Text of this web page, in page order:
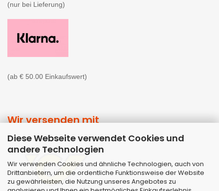
Diese Webseite verwendet Cookies und
andere Technologien
Wir verwenden Cookies und ähnliche Technologien, auch von
Drittanbietern, um die ordentliche Funktionsweise der Website
zu gewährleisten, die Nutzung unseres Angebotes zu
(nur bei Lieferung)
(ab € 50.00 Einkaufswert)
Wir versenden mit